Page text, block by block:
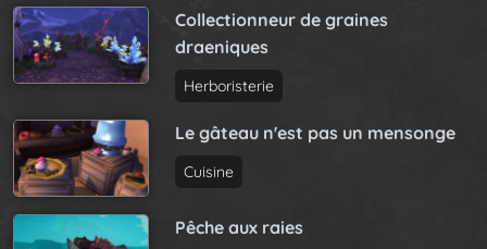
Collectionneur de graines
draeniques
Herboristerie
Le gâteau n'est pas un mensonge
Cuisine
Pêche aux raies